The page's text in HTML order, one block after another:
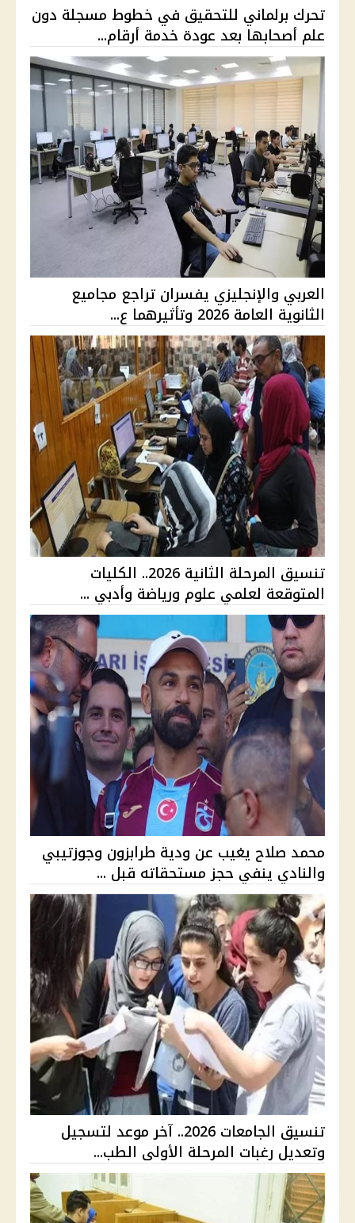
تحرك برلماني للتحقيق في خطوط مسجلة دون
علم أصحابها بعد عودة خدمة أرقام...
العربي والإنجليزي يفسران تراجع مجاميع
الثانوية العامة 2026 وتأثيرهما ع...
تنسيق المرحلة الثانية 2026.. الكليات
المتوقعة لعلمي علوم ورياضة وأدبي ...
محمد صلاح يغيب عن ودية طرابزون وجوزتيبي
والنادي ينفي حجز مستحقاته قبل ...
تنسيق الجامعات 2026.. آخر موعد لتسجيل
وتعديل رغبات المرحلة الأولى الطب...